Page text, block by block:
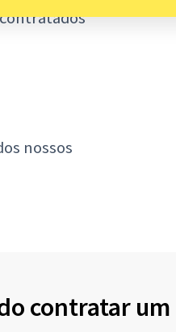
nossos
contratar